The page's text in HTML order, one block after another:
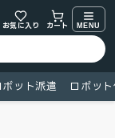
お気に入り カート MENU
ボット派遣 ロボッ